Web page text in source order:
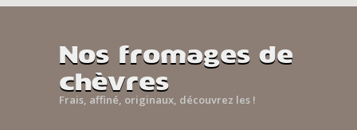
Nos fromages de
chèvres
Frais, affiné, originaux, découvrez les !